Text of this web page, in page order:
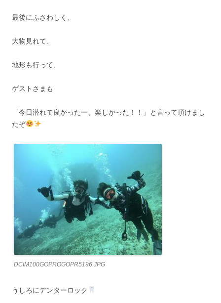
最後にふさわしく、
大物見れて、
地形も行って、
ゲストさまも
「今日潜れて良かったー、楽しかった！！」と言って頂けまし
たぞ
DCIM100GOPROGOPR5196.JPG
うしろにデンターロック